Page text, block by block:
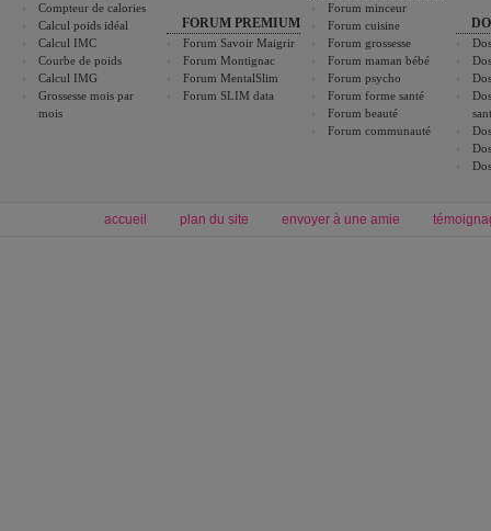
Compteur de calories
Calcul poids idéal
Calcul IMC
Courbe de poids
Calcul IMG
Grossesse mois par
mois
FORUM PREMIUM
Forum Savoir Maigrir
Forum Montignac
Forum MentalSlim
Forum SLIM data
Forum minceur
Forum cuisine
Forum grossesse
Forum maman bébé
Forum psycho
Forum forme santé
Forum beauté
Forum communauté
accueil plan du site envoyer à une amie